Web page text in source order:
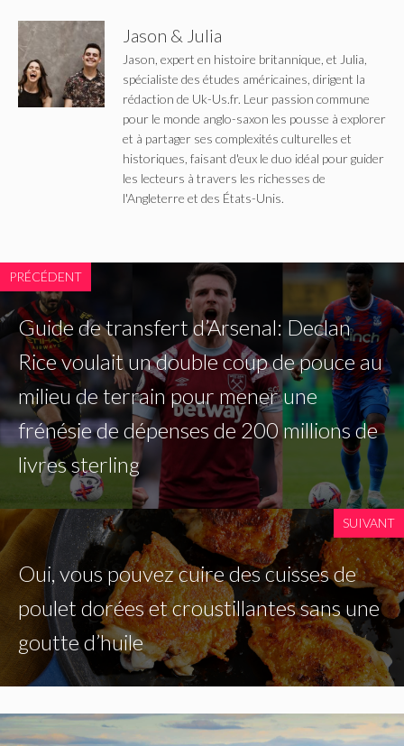
Jason & Julia
Jason, expert en histoire britannique, et Julia,
spécialiste des études américaines, dirigent la
rédaction de Uk-Us.fr. Leur passion commune
pour le monde anglo-saxon les pousse à explorer
et à partager ses complexités culturelles et
historiques, faisant d'eux le duo idéal pour guider
les lecteurs à travers les richesses de
l'Angleterre et des États-Unis.
PRÉCÉDENT
Guide de transfert d’Arsenal: Declan
Rice voulait un double coup de pouce au
milieu de terrain pour mener une
frénésie de dépenses de 200 millions de
livres sterling
SUIVANT
Oui, vous pouvez cuire des cuisses de
poulet dorées et croustillantes sans une
goutte d’huile